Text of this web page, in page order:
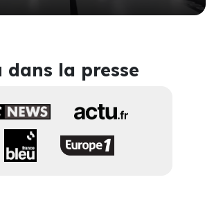
dans la presse